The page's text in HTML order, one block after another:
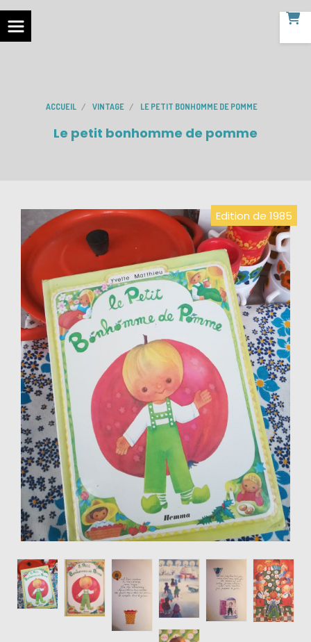
ACCUEIL VINTAGE LE PETIT BONHOMME DE POMME
Le petit bonhomme de pomme
Edition de 1985